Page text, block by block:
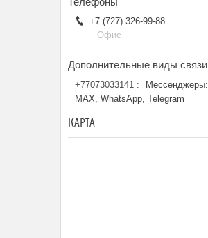
+7 (727) 326-99-88
Офис
+77073033141
Мессенджеры:
MAX, WhatsApp, Telegram
КАРТА